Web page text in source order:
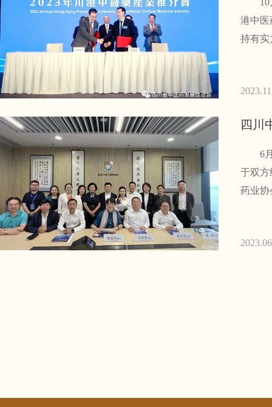
10月
港中医
持有实
四川
6月
于双方
药业